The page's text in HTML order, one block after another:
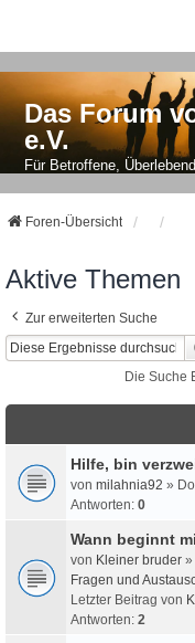
Das Forum
e.V.
Für Betroffene,
Foren-Übersicht
Aktive Themen
Zur erweiterten Suche
Die Suche
Hilfe, bin
von milahnia92 »
Antworten: 0
Wann beginnt
von Kleiner bruder »
Fragen und
Letzter Beitrag von
Antworten: 2